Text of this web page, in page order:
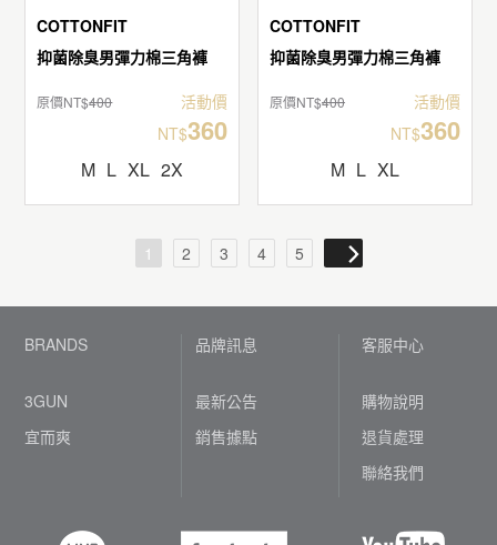
COTTONFIT
抑菌除臭男彈力棉三角褲
原價NT$400
活動價
NT$360
M L XL 2X
COTTONFIT
抑菌除臭男彈力棉三角褲
原價NT$400
活動價
NT$360
M L XL
1 2 3 4 5
BRANDS
3GUN
宜而爽
品牌訊息
最新公告
銷售據點
客服中心
購物說明
退貨處理
聯絡我們